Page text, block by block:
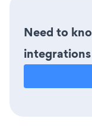
Need to